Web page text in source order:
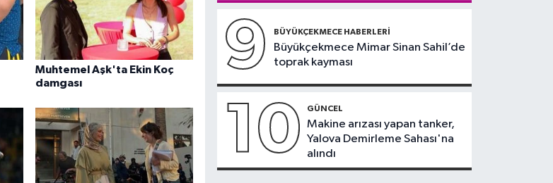
Muhtemel Aşk'ta Ekin Koç
damgası
9 BÜYÜKÇEKMECE HABERLERI
Büyükçekmece Mimar Sinan Sahil’de
toprak kayması
10 GÜNCEL
Makine arızası yapan tanker,
Yalova Demirleme Sahası'na
alındı